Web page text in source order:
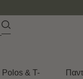
Polos & T-